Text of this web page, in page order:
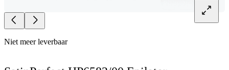
Niet meer leverbaar